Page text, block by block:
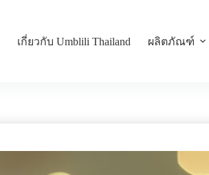
เกี่ยวกับ Umblili Thailand ผลิตภัณฑ์